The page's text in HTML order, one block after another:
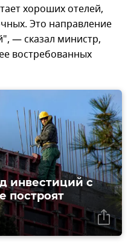
хороших отелей,
Это направление
— сказал министр,
востребованных
инвестиций с
построят